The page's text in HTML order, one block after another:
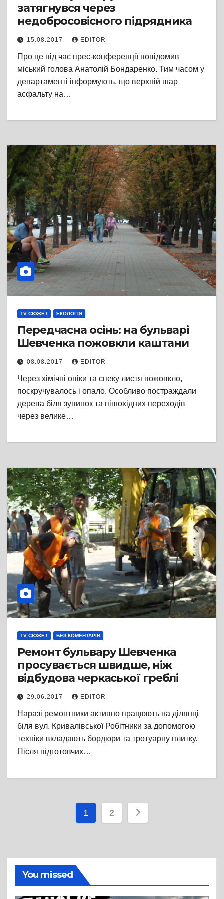
затягнувся через
недобросовісного підрядника
15.08.2017 EDITOR
Про це під час прес-конференції повідомив
міський голова Анатолій Бондаренко. Тим часом у
департаменті інформують, що верхній шар
асфальту на…
TV СЮЖЕТ ЕКОЛОГІЯ
Передчасна осінь: на бульварі
Шевченка пожовкли каштани
08.08.2017 EDITOR
Через хімічні опіки та спеку листя пожовкло,
поскручувалось і опало. Особливо постраждали
дерева біля зупинок та пішохідних переходів
через велике…
TV СЮЖЕТ БЕЗ КОМЕНТАРІВ
Ремонт бульвару Шевченка
просувається швидше, ніж
відбудова черкаської греблі
29.06.2017 EDITOR
Наразі ремонтники активно працюють на ділянці
біля вул. Кривалівської Робітники за допомогою
техніки вкладають бордюри та тротуарну плитку.
Після підготовчих…
Пагінація
1 2
You missed